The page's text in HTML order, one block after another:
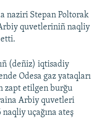
naziri Stepan Poltorak
quvetleriniñ naqliy
etti.
(deñiz) iqtisadiy
Odesa gaz yataqları
zapt etilgen burğu
Arbiy quvetleri
uçağına ateş